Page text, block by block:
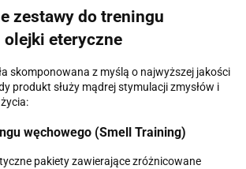
zestawy do treningu
olejki eteryczne
skomponowana z myślą o najwyższej jakości
produkt służy mądrej stymulacji zmysłów i
węchowego (Smell Training)
pakiety zawierające zróżnicowane